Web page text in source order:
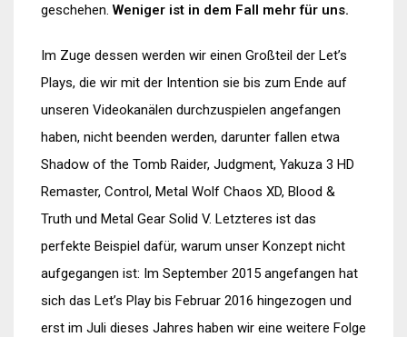
geschehen.Weniger ist in dem Fall mehr für uns.
Im Zuge dessen werden wir einen Großteil der Let’s
Plays, die wir mit der Intention sie bis zum Ende auf
unseren Videokanälen durchzuspielen angefangen
haben, nicht beenden werden, darunter fallen etwa
Shadow of the Tomb Raider, Judgment, Yakuza 3 HD
Remaster, Control, Metal Wolf Chaos XD, Blood &
Truth und Metal Gear Solid V. Letzteres ist das
perfekte Beispiel dafür, warum unser Konzept nicht
aufgegangen ist: Im September 2015 angefangen hat
sich das Let’s Play bis Februar 2016 hingezogen und
erst im Juli dieses Jahres haben wir eine weitere Folge